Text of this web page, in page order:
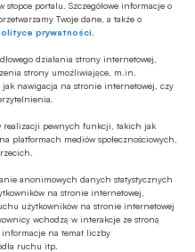
stopce portalu. Szczegółowe informacje o
Twoje dane, a także o
prywatności
działania strony internetowej,
strony umożliwiające, m.in.
nawigacja na stronie internetowej, czy
realizacji pewnych funkcji, takich jak
platformach mediów społecznościowych,
anonimowych danych statystycznych
na stronie internetowej.
użytkowników na stronie internetowej
wchodzą w interakcje ze stroną
informacje na temat liczby
ruchu itp.
Wachnicka